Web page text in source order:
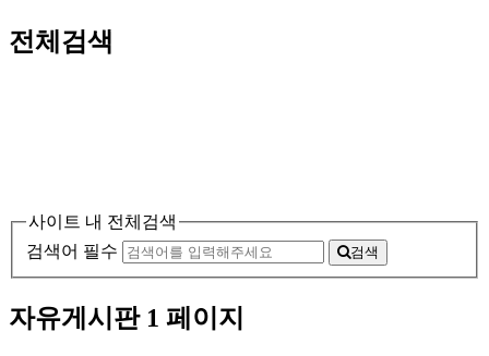
전체검색
사이트 내 전체검색
검색어 필수
검색
자유게시판 1 페이지